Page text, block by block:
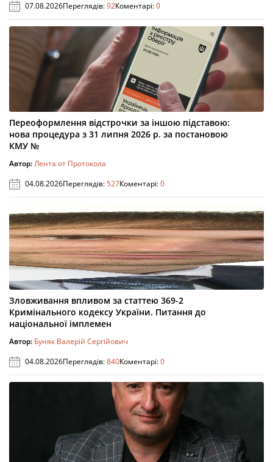
07.08.2026Переглядів:92Коментарі:0
Переоформлення відстрочки за іншою підставою:
нова процедура з 31 липня 2026 р. за постановою
КМУ №
Автор:Лента от Протокола
04.08.2026Переглядів:527Коментарі:0
Зловживання впливом за статтею 369-2
Кримінального кодексу України. Питання до
національної імплемен
Автор: Буняк Валерій Сергійович
04.08.2026Переглядів:840Коментарі:0